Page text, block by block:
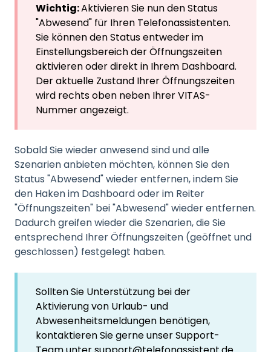
Wichtig:Aktivieren Sie nun den Status
"Abwesend" für Ihren Telefonassistenten.
Sie können den Status entweder im
Einstellungsbereich der Öffnungszeiten
aktivieren oder direkt in Ihrem Dashboard.
Der aktuelle Zustand Ihrer Öffnungszeiten
wird rechts oben neben Ihrer VITAS-
Nummer angezeigt.
Sobald Sie wieder anwesend sind und alle
Szenarien anbieten möchten, können Sie den
Status "Abwesend" wieder entfernen, indem Sie
den Haken im Dashboard oder im Reiter
"Öffnungszeiten" bei "Abwesend" wieder entfernen.
Dadurch greifen wieder die Szenarien, die Sie
entsprechend Ihrer Öffnungszeiten (geöffnet und
geschlossen) festgelegt haben.
Sollten Sie Unterstützung bei der
Aktivierung von Urlaub- und
Abwesenheitsmeldungen benötigen,
kontaktieren Sie gerne unser Support-